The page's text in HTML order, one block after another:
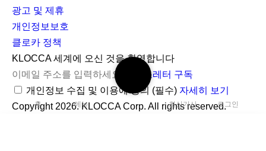
검
색
하
기
홈 메뉴 최신기사 로그인
광고 및 제휴
개인정보보호
클로카 정책
I
n
s
t
Y
o
u
t
K
L
O
C
KLOCCA 세계에 오신 것을 환영합니다
뉴스레터 구독
개인정보 수집 및 이용에 동의 (필수) 자세히 보기
Copyright 2026. KLOCCA Corp. All rights reserved.